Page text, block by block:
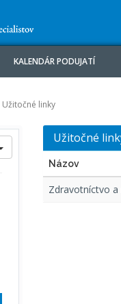
KALENDÁR PODUJATÍ
Užitočné linky
Užitočné
Zdravotníctvo a